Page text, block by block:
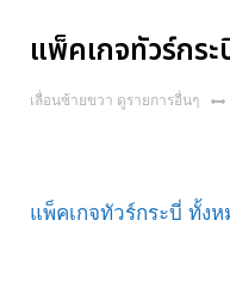
แพ็คเกจทัวร์กระ
เลื่อนซ้ายขวา ดูรายการอื่นๆ
แพ็คเกจทัวร์กระบี่ ทั้งห